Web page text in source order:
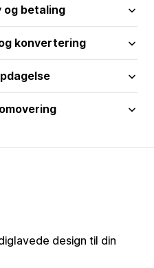
og betaling
konvertering
design til din